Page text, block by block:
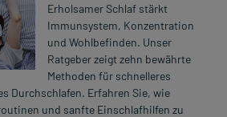
Erholsamer Schlaf stärkt
Immunsystem, Konzentration
und Wohlbefinden. Unser
Ratgeber zeigt zehn bewährte
Methoden für schnelleres
Durchschlafen. Erfahren Sie, wie
und sanfte Einschlafhilfen zu